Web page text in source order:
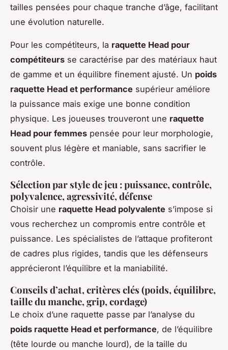
tailles pensées pour chaque tranche d’âge, facilitant
une évolution naturelle.
Pour les compétiteurs, la raquette Head pour
compétiteurs se caractérise par des matériaux haut
de gamme et un équilibre finement ajusté. Un poids
raquette Head et performance supérieur améliore
la puissance mais exige une bonne condition
physique. Les joueuses trouveront une raquette
Head pour femmes pensée pour leur morphologie,
souvent plus légère et maniable, sans sacrifier le
contrôle.
Sélection par style de jeu : puissance, contrôle,
polyvalence, agressivité, défense
Choisir une raquette Head polyvalente s’impose si
vous recherchez un compromis entre contrôle et
puissance. Les spécialistes de l’attaque profiteront
de cadres plus rigides, tandis que les défenseurs
apprécieront l’équilibre et la maniabilité.
Conseils d’achat, critères clés (poids, équilibre,
taille du manche, grip, cordage)
Le choix d’une raquette passe par l’analyse du
poids raquette Head et performance, de l’équilibre
(tête lourde ou manche lourd), de la taille du